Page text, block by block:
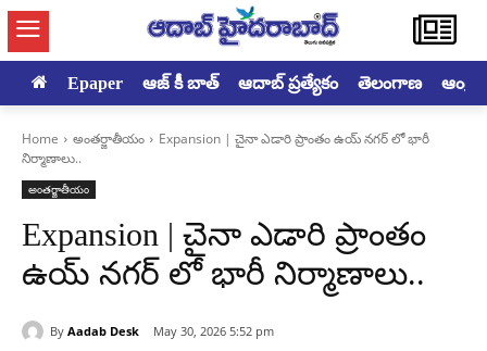
Epaper ఆజ్ కీ బాత్ ఆదాబ్ ప్రత్యేకం తెలంగాణ
Home అంతర్జాతీయం
Expansion | చైనా ఎడారి ప్రాంతం ఉయ్ నగర్ లో భారీ
నిర్మాణాలు..
అంతర్జాతీయం
Expansion | చైనా ఎడారి ప్రాంతం
ఉయ్ నగర్ లో భారీ నిర్మాణాలు..
By Aadab Desk May 30, 2026 5:52 pm